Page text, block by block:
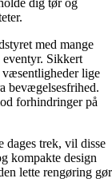
med mange
Sikkert
lige
bevægelsesfrihed.
forhindringer på
dages trek, vil disse
kompakte design
lette rengøring gør